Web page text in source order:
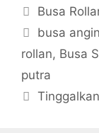
Kategori
Busa
Tag
busa angin
rollan, Busa
putra